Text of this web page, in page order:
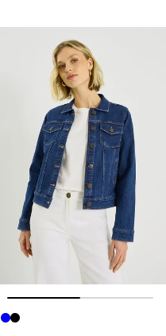
Image précédente
Image suivante